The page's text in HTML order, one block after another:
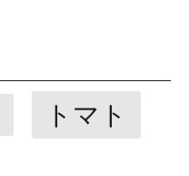
トマト